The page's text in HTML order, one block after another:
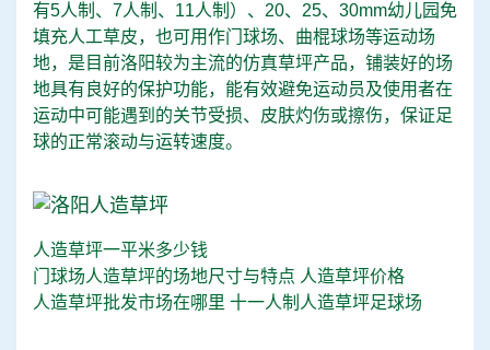
有5人制、7人制、11人制）、20、25、30mm幼儿园免
填充人工草皮，也可用作门球场、曲棍球场等运动场
地，是目前洛阳较为主流的仿真草坪产品，铺装好的场
地具有良好的保护功能，能有效避免运动员及使用者在
运动中可能遇到的关节受损、皮肤灼伤或擦伤，保证足
球的正常滚动与运转速度。
人造草坪一平米多少钱
门球场人造草坪的场地尺寸与特点 人造草坪价格
人造草坪批发市场在哪里 十一人制人造草坪足球场